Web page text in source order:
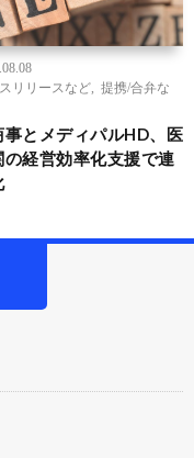
リリースなど
提携/合弁な
事とメディパルHD、医
の経営効率化支援で連